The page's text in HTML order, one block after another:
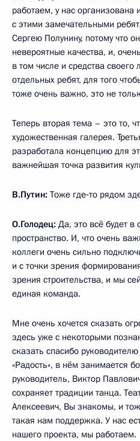
работаем, у нас организована
с этими замечательными
Сергею Полунину, потому что
невероятные качества, и,
в том числе и средства
отдельных ребят, для того
тоже очень важно, это не
Теперь вторая тема – это то,
художественная галерея.
разработала концепцию для
важнейшая точка развития
В.Путин: Тоже где‑то рядом
О.Голодец: Да, это всё будет в
пространство. И, что очень
коллеги очень сильно
и с точки зрения
зрения строительства, и мы
единая команда.
Мне очень хочется сказать
здесь уже с некоторыми
сказать спасибо
«Радость», в нём занимается
руководитель, Виктор
сохраняет традиции танца.
Алексеевич, Вы знакомы, и
такая нам поддержка. У нас
нашего проекта, мы работаем.